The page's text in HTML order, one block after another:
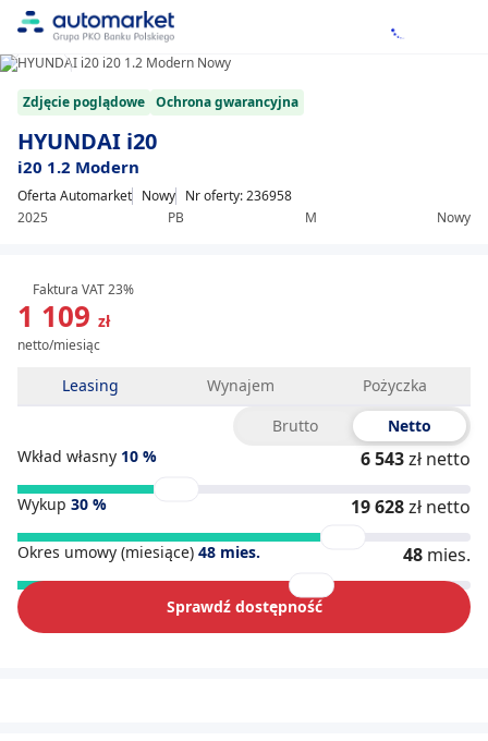
1/13
Zdjęcie poglądowe Ochrona gwarancyjna
HYUNDAI i20
i20 1.2 Modern
Oferta Automarket Nowy
2025
PB M Nowy
Nr oferty: 236958
1 109 zł
netto/miesiąc
Faktura VAT 23%
Leasing Wynajem
Pożyczka
Brutto
Netto
Wkład własny 10 % 6 543zł netto
Wykup 30 % 19 628zł netto
Okres umowy (miesiące) 48 mies. 48 mies.
Sprawdź dostępność